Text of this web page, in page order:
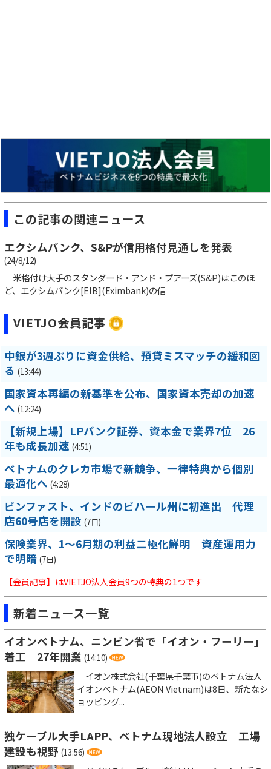
この記事の関連ニュース
エクシムバンク、S&Pが信用格付見通しを発表
(24/8/12)
米格付け大手のスタンダード・アンド・プアーズ(S&P)はこのほ
ど、エクシムバンク[EIB](Eximbank)の信
VIETJO会員記事
中銀が3週ぶりに資金供給、預貸ミスマッチの緩和図
る (13:44)
国家資本再編の新基準を公布、国家資本売却の加速
へ (12:24)
【新規上場】LPバンク証券、資本金で業界7位 26
年も成長加速 (4:51)
ベトナムのクレカ市場で新競争、一律特典から個別
最適化へ (4:28)
ビンファスト、インドのビハール州に初進出 代理
店60号店を開設 (7日)
保険業界、1～6月期の利益二極化鮮明 資産運用力
で明暗 (7日)
【会員記事】はVIETJO法人会員9つの特典の1つです
新着ニュース一覧
イオンベトナム、ニンビン省で「イオン・フーリー」
着工 27年開業 (14:10)
イオン株式会社(千葉県千葉市)のベトナム法人
イオンベトナム(AEON Vietnam)は8日、新たなシ
ョッピング...
独ケーブル大手LAPP、ベトナム現地法人設立 工場
建設も視野 (13:56)